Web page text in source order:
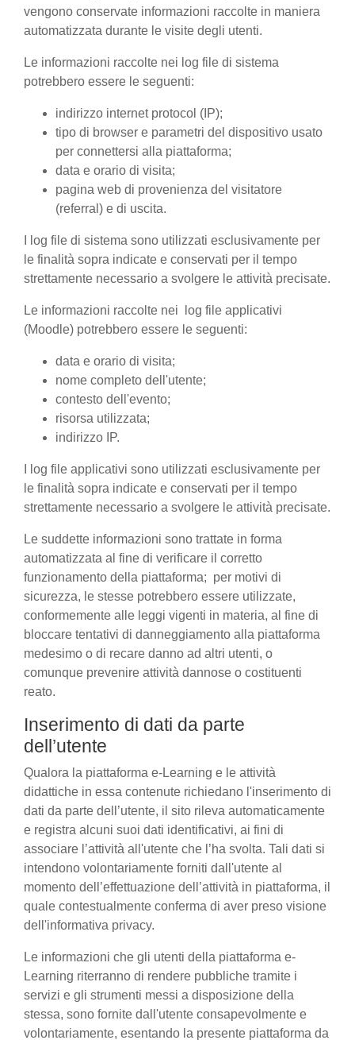
vengono conservate informazioni raccolte in maniera
automatizzata durante le visite degli utenti.
Le informazioni raccolte nei log file di sistema
potrebbero essere le seguenti:
indirizzo internet protocol (IP);
tipo di browser e parametri del dispositivo usato
per connettersi alla piattaforma;
data e orario di visita;
pagina web di provenienza del visitatore
(referral) e di uscita.
I log file di sistema sono utilizzati esclusivamente per
le finalità sopra indicate e conservati per il tempo
strettamente necessario a svolgere le attività precisate.
Le informazioni raccolte nei log file applicativi
(Moodle) potrebbero essere le seguenti:
data e orario di visita;
nome completo dell'utente;
contesto dell'evento;
risorsa utilizzata;
indirizzo IP.
I log file applicativi sono utilizzati esclusivamente per
le finalità sopra indicate e conservati per il tempo
strettamente necessario a svolgere le attività precisate.
Le suddette informazioni sono trattate in forma
automatizzata al fine di verificare il corretto
funzionamento della piattaforma; per motivi di
sicurezza, le stesse potrebbero essere utilizzate,
conformemente alle leggi vigenti in materia, al fine di
bloccare tentativi di danneggiamento alla piattaforma
medesimo o di recare danno ad altri utenti, o
comunque prevenire attività dannose o costituenti
reato.
Inserimento di dati da parte
dell’utente
Qualora la piattaforma e-Learning e le attività
didattiche in essa contenute richiedano l'inserimento di
dati da parte dell’utente, il sito rileva automaticamente
e registra alcuni suoi dati identificativi, ai fini di
associare l’attività all'utente che l’ha svolta. Tali dati si
intendono volontariamente forniti dall'utente al
momento dell’effettuazione dell’attività in piattaforma, il
quale contestualmente conferma di aver preso visione
dell'informativa privacy.
Le informazioni che gli utenti della piattaforma e-
Learning riterranno di rendere pubbliche tramite i
servizi e gli strumenti messi a disposizione della
stessa, sono fornite dall'utente consapevolmente e
volontariamente, esentando la presente piattaforma da